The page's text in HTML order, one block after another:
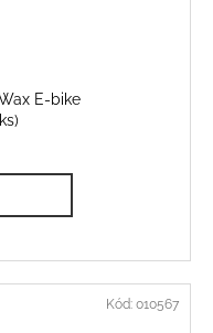
E-bike
)
Kód: 010567